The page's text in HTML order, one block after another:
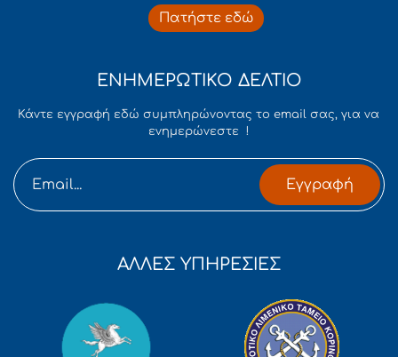
Πατήστε εδώ
ΕΝΗΜΕΡΩΤΙΚΟ ΔΕΛΤΙΟ
Κάντε εγγραφή εδώ συμπληρώνοντας το email σας, για να
ενημερώνεστε !
Εγγραφή
ΑΛΛΕΣ ΥΠΗΡΕΣΙΕΣ